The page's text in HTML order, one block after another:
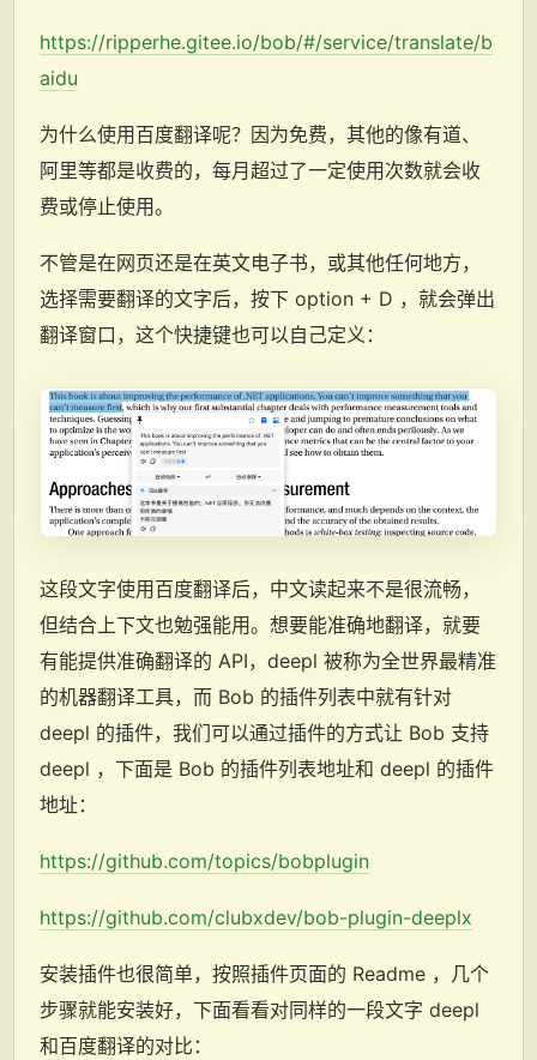
https://ripperhe.gitee.io/bob/#/service/translate/b
aidu
为什么使用百度翻译呢？因为免费，其他的像有道、
阿里等都是收费的，每月超过了一定使用次数就会收
费或停止使用。
不管是在网页还是在英文电子书，或其他任何地方，
选择需要翻译的文字后，按下 option + D ，就会弹出
翻译窗口，这个快捷键也可以自己定义：
这段文字使用百度翻译后，中文读起来不是很流畅，
但结合上下文也勉强能用。想要能准确地翻译，就要
有能提供准确翻译的 API，deepl 被称为全世界最精准
的机器翻译工具，而 Bob 的插件列表中就有针对
deepl 的插件，我们可以通过插件的方式让 Bob 支持
deepl ，下面是 Bob 的插件列表地址和 deepl 的插件
地址：
https://github.com/topics/bobplugin
https://github.com/clubxdev/bob-plugin-deeplx
安装插件也很简单，按照插件页面的 Readme ，几个
步骤就能安装好，下面看看对同样的一段文字 deepl
和百度翻译的对比：